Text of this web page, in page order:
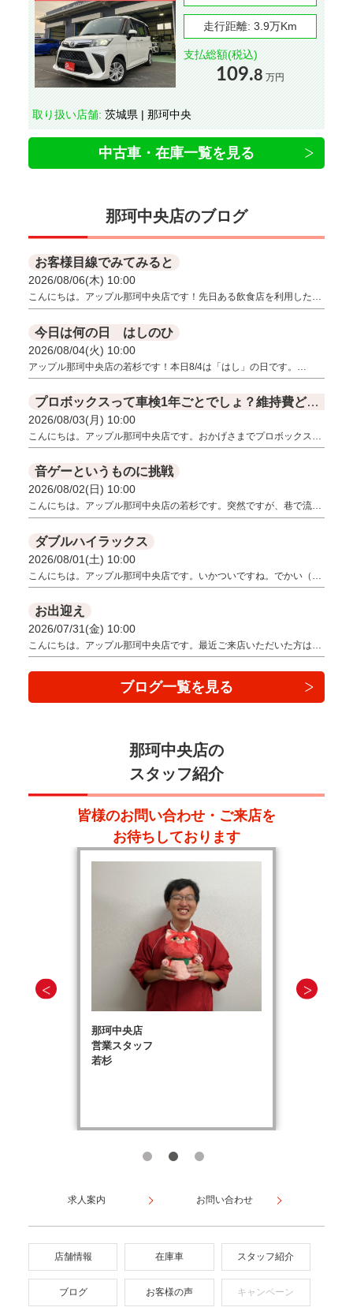
走行距離: 3.9万Km
支払総額(税込)
109.8 万円
取り扱い店舗: 茨城県 | 那珂中央
中古車・在庫一覧を見る
那珂中央店のブログ
お客様目線でみてみると
2026/08/06(木) 10:00
こんにちは。アップル那珂中央店です！先日ある飲食店を利用した…
今日は何の日 はしのひ
2026/08/04(火) 10:00
アップル那珂中央店の若杉です！本日8/4は「はし」の日です。…
プロボックスって車検1年ごとでしょ？維持費どうなの？
2026/08/03(月) 10:00
こんにちは。アップル那珂中央店です。おかげさまでプロボックス…
音ゲーというものに挑戦
2026/08/02(日) 10:00
こんにちは。アップル那珂中央店の若杉です。突然ですが、巷で流…
ダブルハイラックス
2026/08/01(土) 10:00
こんにちは。アップル那珂中央店です。いかついですね。でかい（…
お出迎え
2026/07/31(金) 10:00
こんにちは。アップル那珂中央店です。最近ご来店いただいた方は…
ブログ一覧を見る
那珂中央店の
スタッフ紹介
皆様のお問い合わせ・ご来店を
お待ちしております
那珂中央店
営業スタッフ
若杉
求人案内 お問い合わせ
店舗情報 在庫車 スタッフ紹介
ブログ お客様の声 キャンペーン